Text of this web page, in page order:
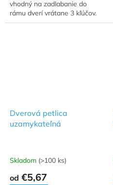
vhodný na zadlabanie do
rámu dverí vrátane 3 kľúčov.
Dverová petlica
uzamykateľná
Priemerné
produktu
Skladom (>100 ks)
od €5,67